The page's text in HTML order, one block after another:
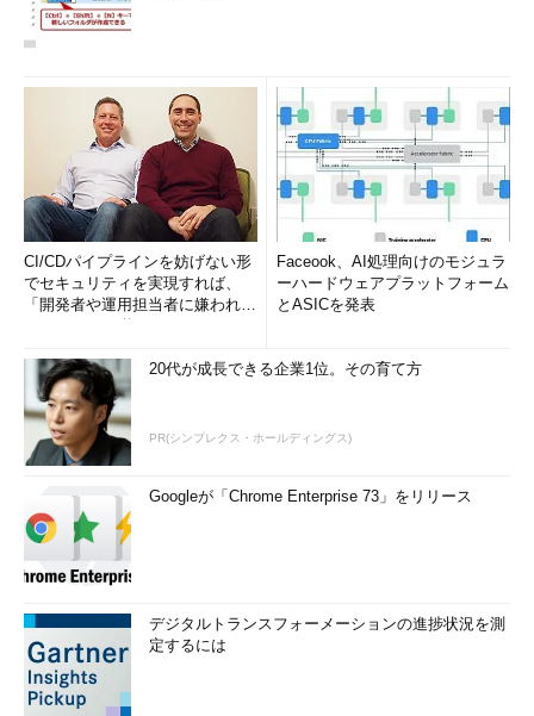
CI/CDパイプラインを妨げない形
でセキュリティを実現すれば、
「開発者や運用担当者に嫌われな
Faceook、AI処理向けのモジュラ
ーハードウェアプラットフォーム
とASICを発表
20代が成長できる企業1位。その育て方
PR(シンプレクス・ホールディングス)
Googleが「Chrome Enterprise 73」をリリース
デジタルトランスフォーメーションの進捗状況を測
定するには